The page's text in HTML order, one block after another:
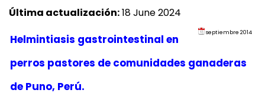
Última actualización:18 June 2024
septiembre 2014
Helmintiasis gastrointestinal en
perros pastores de comunidades ganaderas
de Puno, Perú.